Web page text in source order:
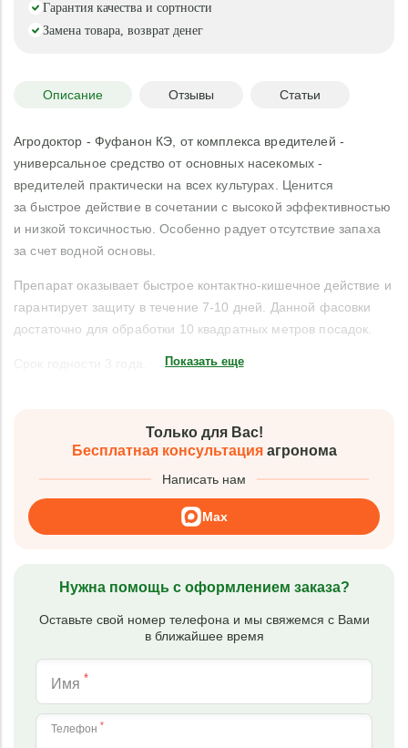
Гарантия качества и сортности
Замена товара, возврат денег
Описание Отзывы Статьи
Агродоктор - Фуфанон КЭ, от комплекса вредителей -
универсальное средство от основных насекомых -
вредителей практически на всех культурах. Ценится
за быстрое действие в сочетании с высокой эффективностью
и низкой токсичностью. Особенно радует отсутствие запаха
за счет водной основы.
Препарат оказывает быстрое контактно-кишечное действие и
гарантирует защиту в течение 7-10 дней. Данной фасовки
достаточно для обработки 10 квадратных метров посадок.
Показать еще
Только для Вас!
Бесплатная консультацияагронома
Написать нам
Max
Нужна помощь с оформлением заказа?
Оставьте свой номер телефона и мы свяжемся с Вами
в ближайшее время
Имя *
Телефон *